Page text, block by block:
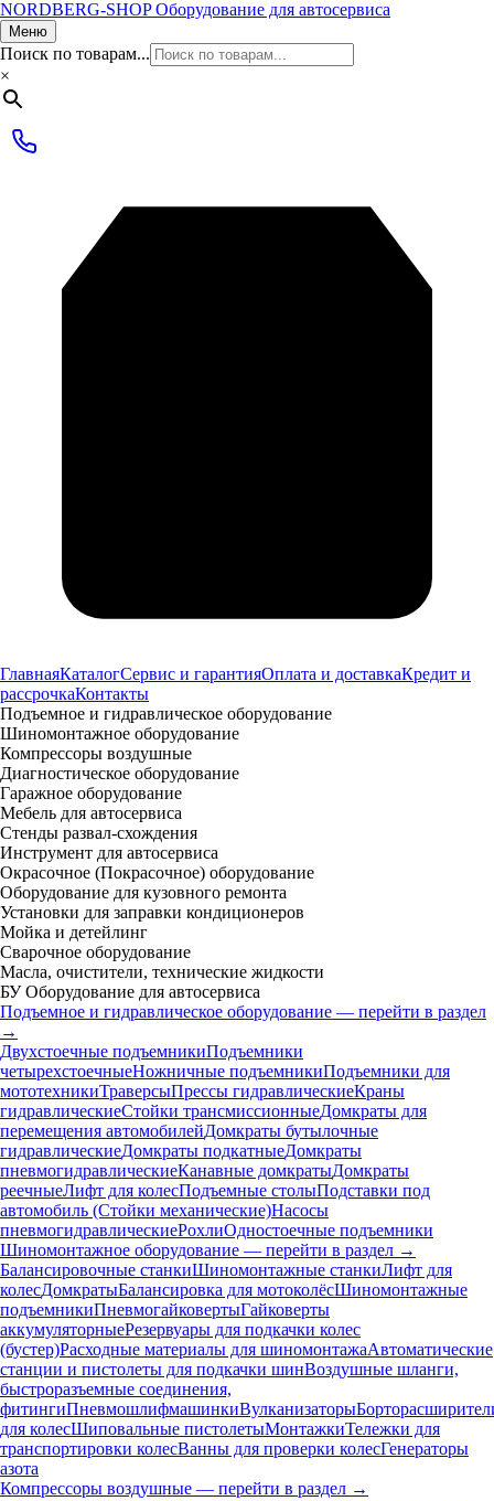
NORDBERG-SHOP Оборудование для автосервиса
Меню
Поиск по товарам...
×
ГлавнаяКаталогСервис и гарантияОплата и доставкаКредит и
рассрочкаКонтакты
Подъемное и гидравлическое оборудование
Шиномонтажное оборудование
Компрессоры воздушные
Диагностическое оборудование
Гаражное оборудование
Мебель для автосервиса
Стенды развал-схождения
Инструмент для автосервиса
Окрасочное (Покрасочное) оборудование
Оборудование для кузовного ремонта
Установки для заправки кондиционеров
Мойка и детейлинг
Сварочное оборудование
Масла, очистители, технические жидкости
БУ Оборудование для автосервиса
Подъемное и гидравлическое оборудование — перейти в раздел
→
Двухстоечные подъемникиПодъемники
четырехстоечныеНожничные подъемникиПодъемники для
мототехникиТраверсыПрессы гидравлическиеКраны
гидравлическиеСтойки трансмиссионныеДомкраты для
перемещения автомобилейДомкраты бутылочные
гидравлическиеДомкраты подкатныеДомкраты
пневмогидравлическиеКанавные домкратыДомкраты
реечныеЛифт для колесПодъемные столыПодставки под
автомобиль (Стойки механические)Насосы
пневмогидравлическиеРохлиОдностоечные подъемники
Шиномонтажное оборудование — перейти в раздел →
Балансировочные станкиШиномонтажные станкиЛифт для
колесДомкратыБалансировка для мотоколёсШиномонтажные
подъемникиПневмогайковертыГайковерты
аккумуляторныеРезервуары для подкачки колес
(бустер)Расходные материалы для шиномонтажаАвтоматические
станции и пистолеты для подкачки шинВоздушные шланги,
быстроразъемные соединения,
фитингиПневмошлифмашинкиВулканизаторы
для колесШиповальные пистолетыМонтажкиТележки для
транспортировки колесВанны для проверки колесГенераторы
азота
Компрессоры воздушные — перейти в раздел →